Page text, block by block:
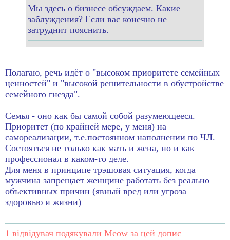
Мы здесь о бизнесе обсуждаем. Какие
заблуждения? Если вас конечно не
затруднит пояснить.
Полагаю, речь идёт о "высоком приоритете семейных
ценностей" и "высокой решительности в обустройстве
семейного гнезда".
Семья - оно как бы самой собой разумеющееся.
Приоритет (по крайней мере, у меня) на
самореализации, т.е.постоянном наполнении по ЧЛ.
Состояться не только как мать и жена, но и как
профессионал в каком-то деле.
Для меня в принципе трэшовая ситуация, когда
мужчина запрещает женщине работать без реально
объективных причин (явный вред или угроза
здоровью и жизни)
1 відвідувач подякували Meow за цей допис